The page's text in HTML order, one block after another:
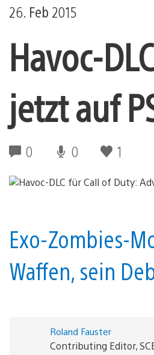
26. Feb 2015
Havoc-
jetzt auf
0 0 1
Exo-Zombies-
Waffen, sein
Roland Fauster
Contributing Editor,